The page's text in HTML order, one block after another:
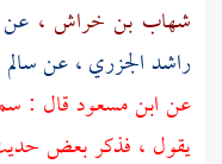
شهاب بن خراش ، عن
راشد الجزري ،عن
عنابن مسعودقال :
يقول ، فذكر بعض